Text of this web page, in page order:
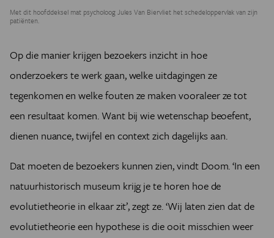
Met dit hoofddeksel mat psycholoog Jules Van Biervliet het schedeloppervlak van zijn
patiënten.
Op die manier krijgen bezoekers inzicht in hoe
onderzoekers te werk gaan, welke uitdagingen ze
tegenkomen en welke fouten ze maken vooraleer ze tot
een resultaat komen. Want bij wie wetenschap beoefent,
dienen nuance, twijfel en context zich dagelijks aan.
Dat moeten de bezoekers kunnen zien, vindt Doom. ‘In een
natuurhistorisch museum krijg je te horen hoe de
evolutietheorie in elkaar zit’, zegt ze. ‘Wij laten zien dat de
evolutietheorie een hypothese is die ooit misschien weer